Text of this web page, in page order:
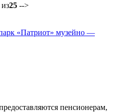
25 -->
«Патриот» музейно —
пенсионерам,